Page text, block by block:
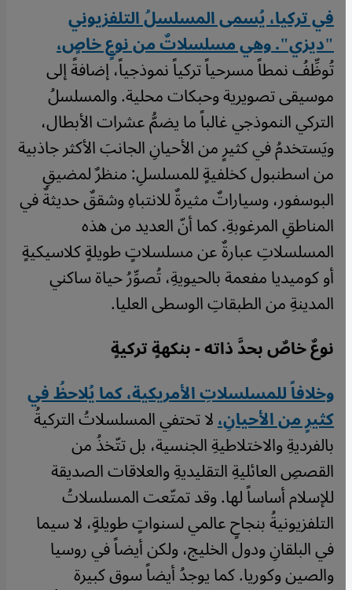
في تركيا، يُسمى المسلسلُ التلفزيوني
"ديزي". وهي مسلسلاتٌ من نوعٍ خاصٍ،
تُوظِّفُ نمطاً مسرحياً تركياً نموذجياً، إضافةً إلى
موسيقى تصويرية وحبكات محلية. والمسلسلُ
التركي النموذجي غالباً ما يضمُّ عشرات الأبطال،
ويَستخدمُ في كثيرٍ من الأحيانِ الجانبَ الأكثر جاذبية
من اسطنبول كخلفيةٍ للمسلسلِ: منظرٌ لمضيقِ
البوسفور، وسياراتٌ مثيرةٌ للانتباهِ وشققٌ حديثةٌ في
المناطقِ المرغوبةِ. كما أنّ العديد من هذه
المسلسلاتِ عبارةٌ عن مسلسلاتٍ طويلةٍ كلاسيكيةٍ
أو كوميديا مفعمة بالحيويةِ، تُصوِّرُ حياة ساكني
المدينةِ من الطبقاتِ الوسطى العليا.
نوعٌ خاصٌ بحدَّ ذاته - بنكهةٍ تركيةٍ
وخلافاً للمسلسلاتِ الأمريكية، كما يُلاحظُ في
كثيرٍ من الأحيانِ،لا تحتفي المسلسلاتُ التركيةُ
بالفرديةِ والاختلاطيةِ الجنسية، بل تتّخذُ من
القصصِ العائليةِ التقليديةِ والعلاقات الصديقة
للإسلام أساساً لها. وقد تمتّعت المسلسلاتُ
التلفزيونيةُ بنجاحٍ عالمي لسنواتٍ طويلةٍ، لا سيما
في البلقانِ ودول الخليج، ولكن أيضاً في روسيا
والصين وكوريا. كما يوجدُ أيضاً سوق كبيرة